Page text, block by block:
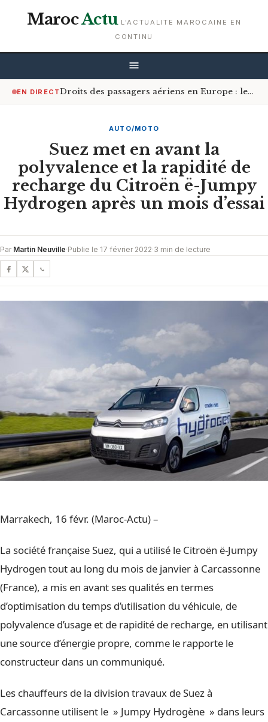
MarocActu L'ACTUALITE MAROCAINE EN
CONTINU
EN DIRECT Droits des passagers aériens en Europe : les Africains bénéficiant le plus de la réforme
AUTO/MOTO
Suez met en avant la
polyvalence et la rapidité de
recharge du Citroën ë-Jumpy
Hydrogen après un mois d’essai
Par Martin Neuville·Publie le 17 février 2022·3 min de lecture
Marrakech, 16 févr. (Maroc-Actu) –
La société française Suez, qui a utilisé le Citroën ë-Jumpy
Hydrogen tout au long du mois de janvier à Carcassonne
(France), a mis en avant ses qualités en termes
d’optimisation du temps d’utilisation du véhicule, de
polyvalence d’usage et de rapidité de recharge, en utilisant
une source d’énergie propre, comme le rapporte le
constructeur dans un communiqué.
Les chauffeurs de la division travaux de Suez à
Carcassonne utilisent le » Jumpy Hydrogène » dans leurs